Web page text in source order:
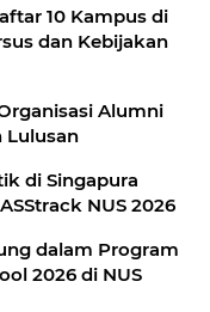
10 Kampus di
dan Kebijakan
Alumni
Lulusan
di Singapura
NUS 2026
dalam Program
2026 di NUS